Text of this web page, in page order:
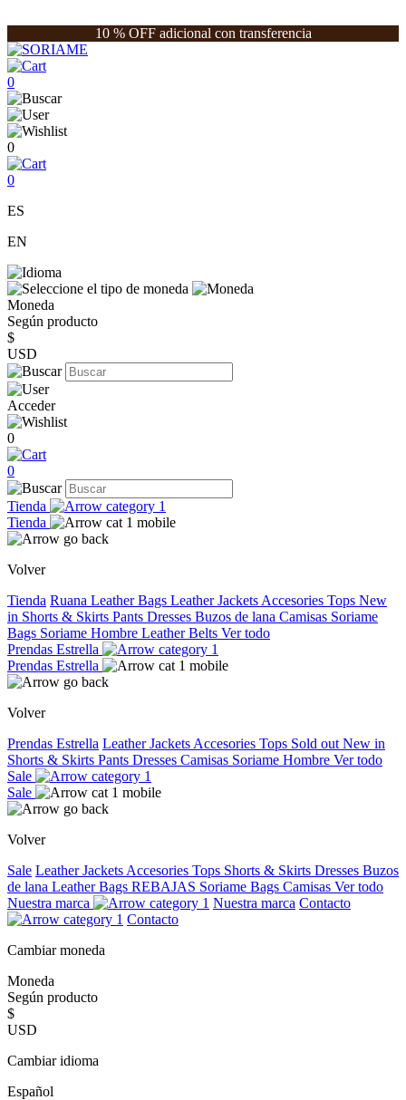
10 % OFF adicional con transferencia
0
0
0
ES
EN
Moneda
Según producto
$
USD
Acceder
0
0
Tienda
Tienda
Volver
Tienda Ruana Leather Bags Leather Jackets Accesories Tops New
in Shorts & Skirts Pants Dresses Buzos de lana Camisas Soriame
Bags Soriame Hombre Leather Belts Ver todo
Prendas Estrella
Prendas Estrella
Volver
Prendas Estrella Leather Jackets Accesories Tops Sold out New in
Shorts & Skirts Pants Dresses Camisas Soriame Hombre Ver todo
Sale
Sale
Volver
Sale Leather Jackets Accesories Tops Shorts & Skirts Dresses Buzos
de lana Leather Bags REBAJAS Soriame Bags Camisas Ver todo
Nuestra marca
Nuestra marca Contacto
Contacto
Cambiar moneda
Moneda
Según producto
$
USD
Cambiar idioma
Español